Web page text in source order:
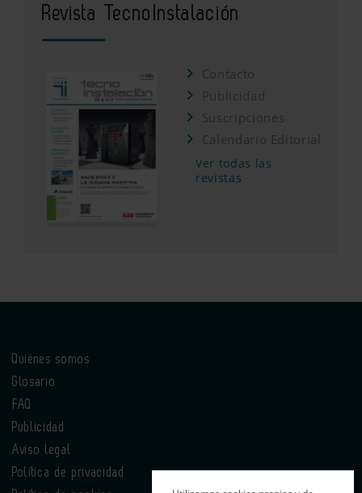
Revista TecnoInstalación
Contacto
Publicidad
Suscripciones
Calendario Editorial
Ver todas las
revistas
Quiénes somos
Glosario
FAQ
Publicidad
Aviso legal
Política de privacidad